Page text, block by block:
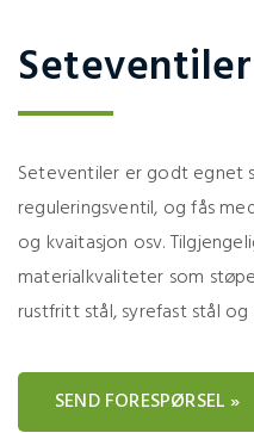
Seteventiler
Seteventiler er godt egnet
reguleringsventil, og fås
og kvaitasjon osv.
materialkvaliteter som
rustfritt stål, syrefast stål og
SEND FORESPØRSEL »